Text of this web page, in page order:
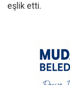
eşlik etti.